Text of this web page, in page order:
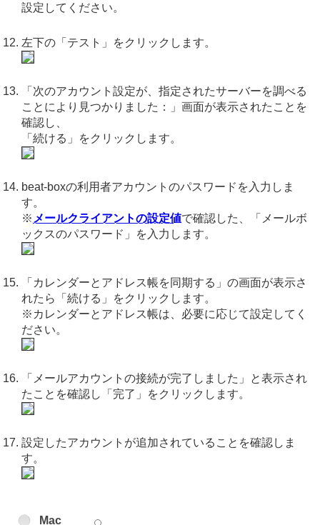
設定してください。
左下の「テスト」をクリックします。
「次のアカウント設定が、指定されたサーバーを調べる
ことにより見つかりました：」画面が表示されたことを
確認し、
「続ける」をクリックします。
beat-boxの利用者アカウントのパスワードを入力しま
す。
※ メールクライアントの設定値で確認した、「メールボ
ックスのパスワード」を入力します。
「カレンダーとアドレス帳を同期する」の画面が表示さ
れたら「続ける」をクリックします。
※カレンダーとアドレス帳は、必要に応じて設定してく
ださい。
「メールアカウントの接続が完了しました」と表示され
たことを確認し「完了」をクリックします。
設定したアカウントが追加されていることを確認しま
す。
Mac